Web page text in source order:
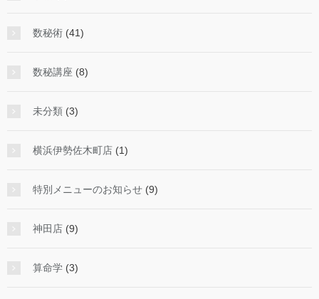
数秘術 (41)
数秘講座 (8)
未分類 (3)
横浜伊勢佐木町店 (1)
特別メニューのお知らせ (9)
神田店 (9)
算命学 (3)